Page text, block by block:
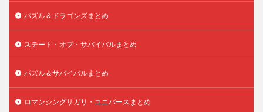
パズル＆ドラゴンズまとめ
ステート・オブ・サバイバルまとめ
パズル＆サバイバルまとめ
ロマンシングサガリ・ユニバースまとめ